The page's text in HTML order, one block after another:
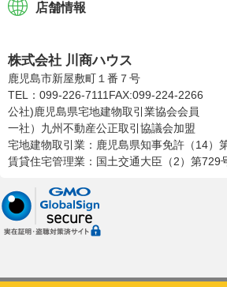
店舗情報
株式会社 川商ハウス
鹿児島市新屋敷町１番７号
TEL：099-226-7111 FAX:099-224-2266
公社)鹿児島県宅地建物取引業協会会員
一社）九州不動産公正取引協議会加盟
宅地建物取引業：鹿児島県知事免許（14）
賃貸住宅管理業：国土交通大臣（2）第729